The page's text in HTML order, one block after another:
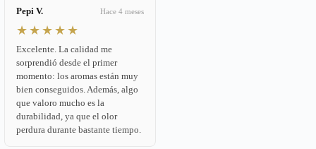
Pepi V. Hace 4 meses
★★★★★
Excelente. La calidad me
sorprendió desde el primer
momento: los aromas están muy
bien conseguidos. Además, algo
que valoro mucho es la
durabilidad, ya que el olor
perdura durante bastante tiempo.